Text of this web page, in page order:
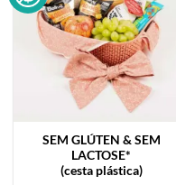
SEM GLÚTEN & SEM
LACTOSE*
(cesta plástica)